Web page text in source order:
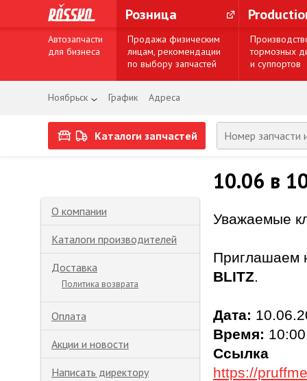
Розница
Автозапчасти
для бизнеса
Продажа физическим
лицам, рекомендации
по выбору запчастей
тормозных
и суппортов
Ноябрьск График Адреса
Каталоги запчастей
О компании
Каталоги производителей
Доставка
Политика возврата
Оплата
Акции и новости
Написать директору
10.06 в
Уважаемые
Приглашаем
BLITZ.
Дата:
Время:
https://